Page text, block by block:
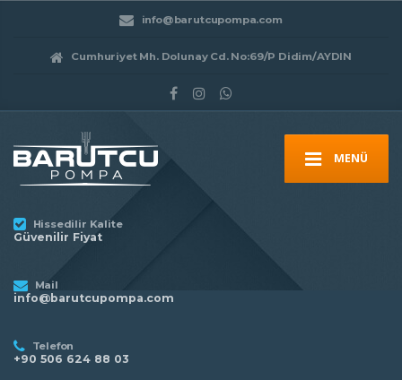
info@barutcupompa.com
Cumhuriyet Mh. Dolunay Cd. No:69/P Didim/AYDIN
MENÜ
Hissedilir Kalite
Güvenilir Fiyat
Mail
info@barutcupompa.com
Telefon
+90 506 624 88 03